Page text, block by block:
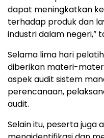
dapat meningkatkan
terhadap produk dan
industri dalam negeri,”
Selama lima hari
diberikan materi-
aspek audit sistem
perencanaan,
audit.
Selain itu, peserta juga